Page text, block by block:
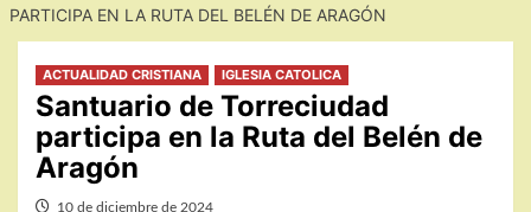
PARTICIPA EN LA RUTA DEL BELÉN DE ARAGÓN
ACTUALIDAD CRISTIANA IGLESIA CATOLICA
Santuario de Torreciudad
participa en la Ruta del Belén de
Aragón
10 de diciembre de 2024